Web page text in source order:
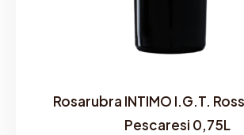
Rosarubra INTIMO I.G.T.
Pescaresi 0,75L